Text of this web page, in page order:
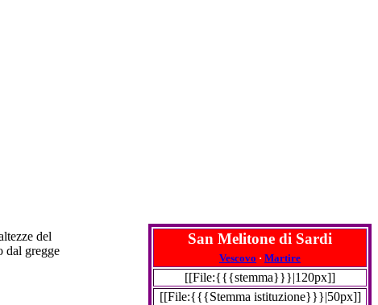
San Melitone di Sardi
Vescovo · Martire
[[File:{{{stemma}}}|120px]]
[[File:{{{Stemma istituzione}}}|50px]]
del
dal gregge